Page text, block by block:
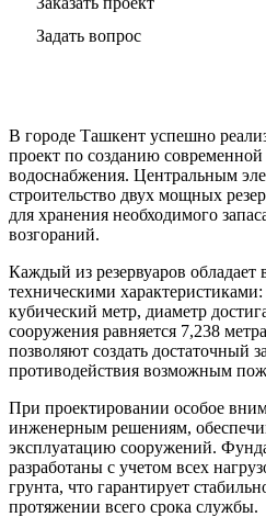
Задать вопрос
В городе Ташкент успешно
проект по созданию
водоснабжения. Центральным
строительство двух мощных
для хранения необходимого
возгораний.
Каждый из резервуаров
техническими характеристиками:
кубический метр, диаметр
сооружения равняется 7,238
позволяют создать достаточный
противодействия возможным
При проектировании особое
инженерным решениям,
эксплуатацию сооружений.
разработаны с учетом всех
грунта, что гарантирует
протяжении всего срока службы.